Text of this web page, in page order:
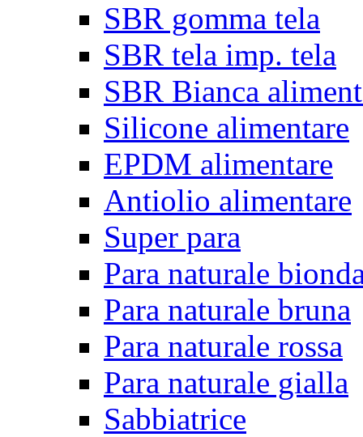
SBR gomma tela
SBR tela imp. tela
SBR Bianca
Silicone alimentare
EPDM alimentare
Antiolio alimentare
Super para
Para naturale
Para naturale bruna
Para naturale rossa
Para naturale gialla
Sabbiatrice